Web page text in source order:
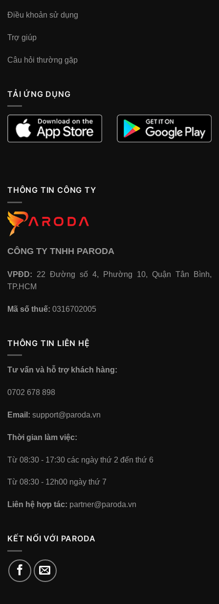
Điều khoản sử dụng
Trợ giúp
Câu hỏi thường gặp
TẢI ỨNG DỤNG
THÔNG TIN CÔNG TY
CÔNG TY TNHH PARODA
VPĐD: 22 Đường số 4, Phường 10, Quận Tân Bình,
TP.HCM
Mã số thuế: 0316702005
THÔNG TIN LIÊN HỆ
Tư vấn và hỗ trợ khách hàng:
0702 678 898
Email: support@paroda.vn
Thời gian làm việc:
Từ 08:30 - 17:30 các ngày thứ 2 đến thứ 6
Từ 08:30 - 12h00 ngày thứ 7
Liên hệ hợp tác: partner@paroda.vn
KẾT NỐI VỚI PARODA